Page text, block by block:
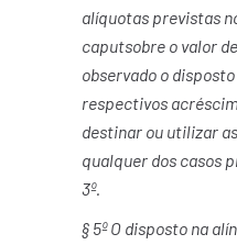
alíquotas previstas
caputsobre o valor
observado o disposto
respectivos
destinar ou utilizar
qualquer dos casos
3º.
§ 5º O disposto na